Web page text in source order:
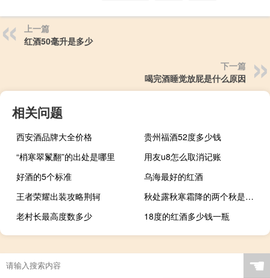
上一篇
红酒50毫升是多少
下一篇
喝完酒睡觉放屁是什么原因
相关问题
西安酒品牌大全价格
贵州福酒52度多少钱
“梢寒翠鬣翻”的出处是哪里
用友u8怎么取消记账
好酒的5个标准
乌海最好的红酒
王者荣耀出装攻略荆轲
秋处露秋寒霜降的两个秋是什么意思
老村长最高度数多少
18度的红酒多少钱一瓶
☚